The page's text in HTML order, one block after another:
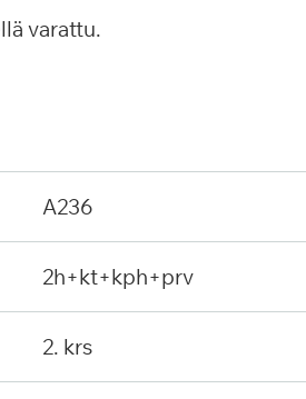
varattu.
A236
2h+kt+kph+prv
2. krs